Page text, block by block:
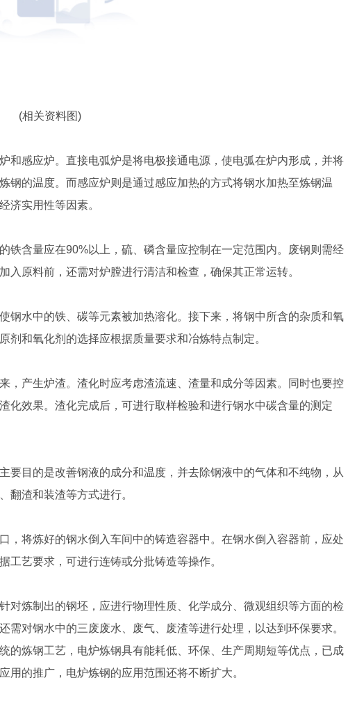
(相关资料图)
和感应炉。直接电弧炉是将电极接通电源，使电弧在炉内形成，并将
钢的温度。而感应炉则是通过感应加热的方式将钢水加热至炼钢温
济实用性等因素。
铁含量应在90%以上，硫、磷含量应控制在一定范围内。废钢则需经
原料前，还需对炉膛进行清洁和检查，确保其正常运转。
钢水中的铁、碳等元素被加热溶化。接下来，将钢中所含的杂质和氧
和氧化剂的选择应根据质量要求和冶炼特点制定。
，产生炉渣。渣化时应考虑渣流速、渣量和成分等因素。同时也要控
化效果。渣化完成后，可进行取样检验和进行钢水中碳含量的测定
要目的是改善钢液的成分和温度，并去除钢液中的气体和不纯物，从
翻渣和装渣等方式进行。
，将炼好的钢水倒入车间中的铸造容器中。在钢水倒入容器前，应处
工艺要求，可进行连铸或分批铸造等操作。
对炼制出的钢坯，应进行物理性质、化学成分、微观组织等方面的检
对钢水中的三废废水、废气、废渣等进行处理，以达到环保要求。
的炼钢工艺，电炉炼钢具有能耗低、环保、生产周期短等优点，已成
用的推广，电炉炼钢的应用范围还将不断扩大。